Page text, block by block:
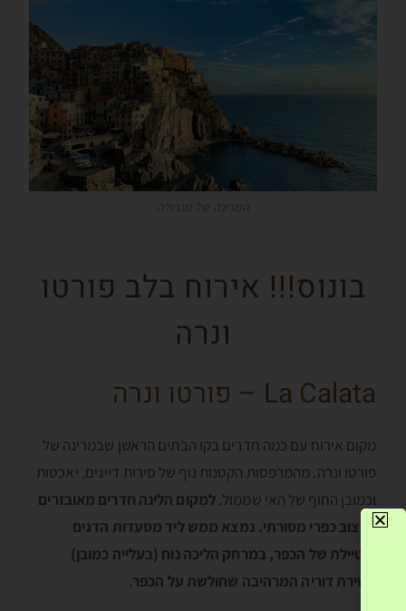
בונוס!!! אירוח בלב פורטו
ונרה
La Calata – פורטו ונרה
מקום אירוח עם כמה חדרים בקו הבתים הראשן שבמרינה של
פורטו ונרה. מהמרפסות הקטנות נוף של סירות דייגים, יאכטות
וכמובן החוף של האי שממול.למקום הלינה חדרים מאובזרים
ועיצוב כפרי מסורתי. נמצא ממש ליד מסעדות הדגים
והטיילת של הכפר, במרחק הליכה נוח (בעלייה כמובן)
מטירת דוריה המרהיבה שחולשת על הכפר.